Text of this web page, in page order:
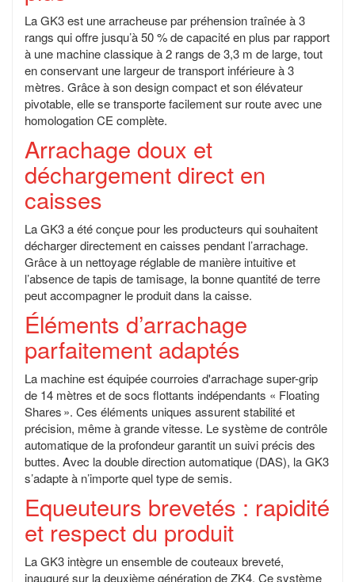
La GK3 est une arracheuse par préhension traînée à 3
rangs qui offre jusqu’à 50 % de capacité en plus par rapport
à une machine classique à 2 rangs de 3,3 m de large, tout
en conservant une largeur de transport inférieure à 3
mètres. Grâce à son design compact et son élévateur
pivotable, elle se transporte facilement sur route avec une
homologation CE complète.
Arrachage doux et
déchargement direct en
caisses
La GK3 a été conçue pour les producteurs qui souhaitent
décharger directement en caisses pendant l’arrachage.
Grâce à un nettoyage réglable de manière intuitive et
l’absence de tapis de tamisage, la bonne quantité de terre
peut accompagner le produit dans la caisse.
Éléments d’arrachage
parfaitement adaptés
La machine est équipée courroies d'arrachage super-grip
de 14 mètres et de socs flottants indépendants « Floating
Shares ». Ces éléments uniques assurent stabilité et
précision, même à grande vitesse. Le système de contrôle
automatique de la profondeur garantit un suivi précis des
buttes. Avec la double direction automatique (DAS), la GK3
s’adapte à n’importe quel type de semis.
Equeuteurs brevetés : rapidité
et respect du produit
La GK3 intègre un ensemble de couteaux breveté,
inauguré sur la deuxième génération de ZK4. Ce système